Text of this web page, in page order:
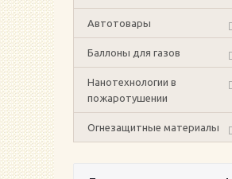
Автотовары
Баллоны для газов
Нанотехнологии в
пожаротушении
Огнезащитные материалы